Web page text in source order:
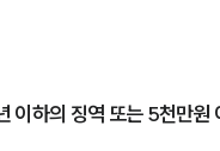
이하의 징역 또는 5천만원